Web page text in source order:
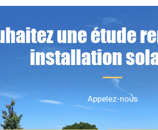
une étude
installation
Appelez-nous